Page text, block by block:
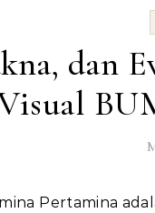
dan